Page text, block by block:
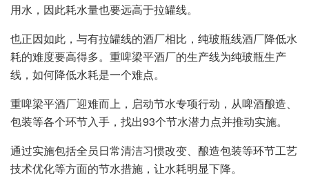
用水，因此耗水量也要远高于拉罐线。
也正因如此，与有拉罐线的酒厂相比，纯玻瓶线酒厂降低水
耗的难度要高得多。重啤梁平酒厂的生产线为纯玻瓶生产
线，如何降低水耗是一个难点。
重啤梁平酒厂迎难而上，启动节水专项行动，从啤酒酿造、
包装等各个环节入手，找出93个节水潜力点并推动实施。
通过实施包括全员日常清洁习惯改变、酿造包装等环节工艺
技术优化等方面的节水措施，让水耗明显下降。